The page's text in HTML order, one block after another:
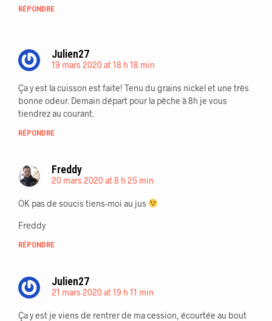
RÉPONDRE
Julien27
19 mars 2020 at 18 h 18 min
Ça y est la cuisson est faite! Tenu du grains nickel et une très
bonne odeur. Demain départ pour la pêche à 8h je vous
tiendrez au courant.
RÉPONDRE
Freddy
20 mars 2020 at 8 h 25 min
OK pas de soucis tiens-moi au jus
Freddy
RÉPONDRE
Julien27
21 mars 2020 at 19 h 11 min
Ça y est je viens de rentrer de ma cession, écourtée au bout